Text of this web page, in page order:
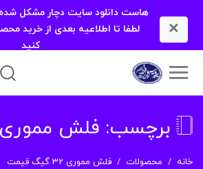
×
هاست دانلود سایت دچار مشکل
لطفا تا اطلاعیه بعدی از خرید
کنید
برچسب: فلش مموری 32 گیگ قیمت
خانه محصولات فلش مموری 32 گیگ قیمت